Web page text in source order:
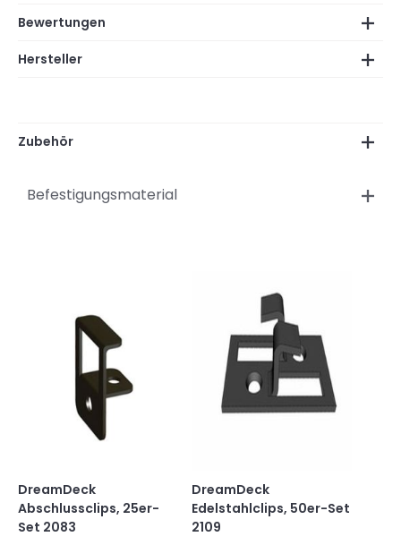
Bewertungen
Hersteller
Zubehör
Befestigungsmaterial
DreamDeck
Abschlussclips, 25er-
Set 2083
DreamDeck
Edelstahlclips, 50er-Set
2109